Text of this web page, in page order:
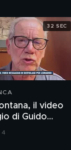
il video
di Guido
per Leonardo
4
32 SEC